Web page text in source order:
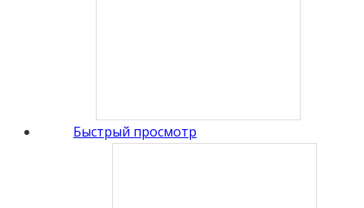
Быстрый просмотр